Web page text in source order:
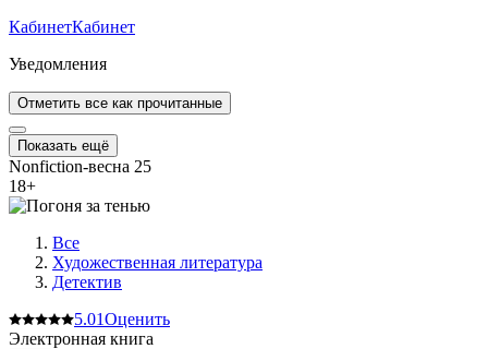
КабинетКабинет
Уведомления
Отметить все как прочитанные
Показать ещё
Nonfiction-весна 25
18+
Все
Художественная литература
Детектив
5.01Оценить
Электронная книга